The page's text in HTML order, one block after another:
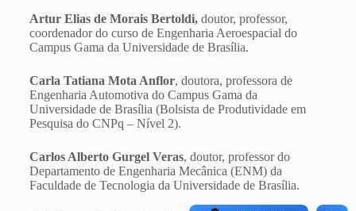
Artur Elias de Morais Bertoldi, doutor, professor,
coordenador do curso de Engenharia Aeroespacial do
Campus Gama da Universidade de Brasília.
Carla Tatiana Mota Anflor, doutora, professora de
Engenharia Automotiva do Campus Gama da
Universidade de Brasília (Bolsista de Produtividade em
Pesquisa do CNPq – Nível 2).
Carlos Alberto Gurgel Veras, doutor, professor do
Departamento de Engenharia Mecânica (ENM) da
Faculdade de Tecnologia da Universidade de Brasília.